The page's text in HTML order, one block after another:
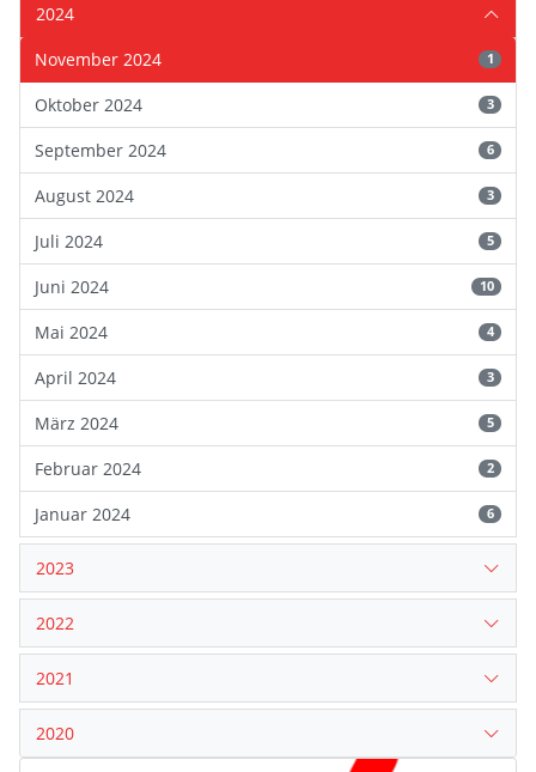
2024
November 2024
1
Oktober 2024 3
September 2024 6
August 2024 3
Juli 2024 5
Juni 2024 10
Mai 2024 4
April 2024 3
März 2024 5
Februar 2024 2
Januar 2024 6
2023
2022
2021
2020